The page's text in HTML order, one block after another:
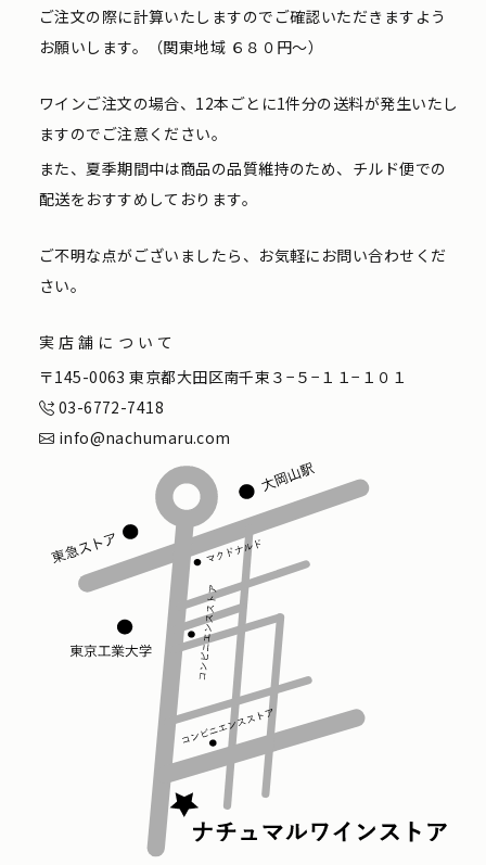
ご注文の際に計算いたしますのでご確認いただきますよう
お願いします。（関東地域 ６８０円〜）
ワインご注文の場合、12本ごとに1件分の送料が発生いたし
ますのでご注意ください。
また、夏季期間中は商品の品質維持のため、チルド便での
配送をおすすめしております。
ご不明な点がございましたら、お気軽にお問い合わせくだ
さい。
実店舗について
〒145-0063 東京都大田区南千束３−５−１１−１０１
03-6772-7418
info@nachumaru.com